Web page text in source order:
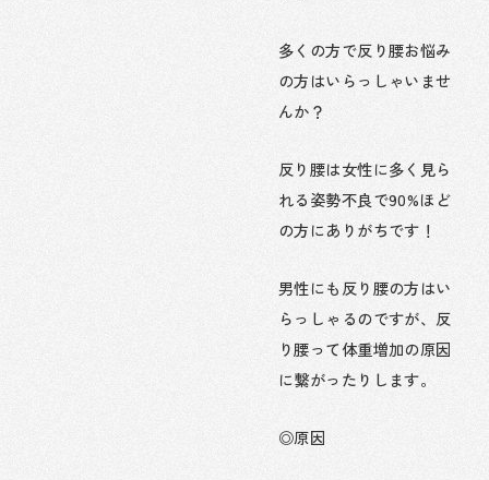
多くの方で反り腰お悩み
の方はいらっしゃいませ
んか？
反り腰は女性に多く見ら
れる姿勢不良で90%ほど
の方にありがちです！
男性にも反り腰の方はい
らっしゃるのですが、反
り腰って体重増加の原因
に繋がったりします。
◎原因